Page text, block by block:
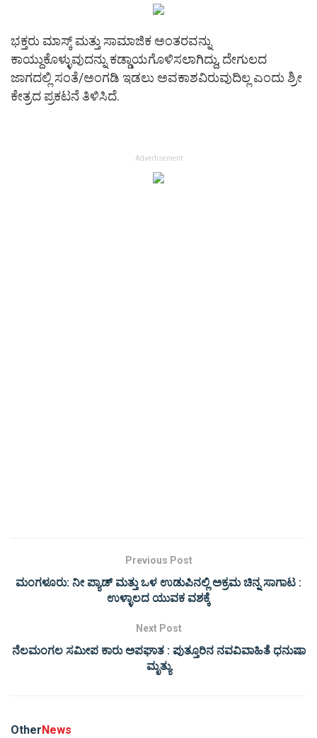
ಭಕ್ತರು ಮಾಸ್ಕ್ ಮತ್ತು ಸಾಮಾಜಿಕ ಅಂತರವನ್ನು
ಕಾಯ್ದುಕೊಳ್ಳುವುದನ್ನು ಕಡ್ಡಾಯಗೊಳಿಸಲಾಗಿದ್ದು, ದೇಗುಲದ
ಜಾಗದಲ್ಲಿ ಸಂತೆ/ಅಂಗಡಿ ಇಡಲು ಅವಕಾಶವಿರುವುದಿಲ್ಲ ಎಂದು ಶ್ರೀ
ಕೇತ್ರದ ಪ್ರಕಟನೆ ತಿಳಿಸಿದೆ.
Advertisement
Previous Post
ಮಂಗಳೂರು: ನೀ ಪ್ಯಾಡ್ ಮತ್ತು ಒಳ ಉಡುಪಿನಲ್ಲಿ ಅಕ್ರಮ ಚಿನ್ನ ಸಾಗಾಟ :
ಉಳ್ಳಾಲದ ಯುವಕ ವಶಕ್ಕೆ
Next Post
ನೆಲಮಂಗಲ ಸಮೀಪ ಕಾರು ಅಪಘಾತ : ಪುತ್ತೂರಿನ ನವವಿವಾಹಿತೆ ಧನುಷಾ
ಮೃತ್ಯು
Other News